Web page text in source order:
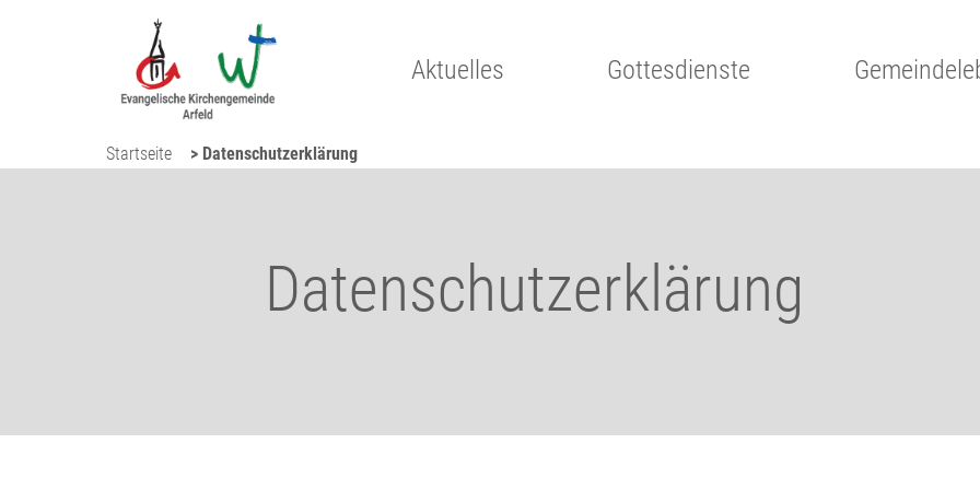
Aktuelles Gottesdienste
Startseite > Datenschutzerklärung
Datenschutzerklärung